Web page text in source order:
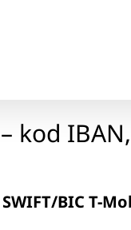
kod
SWIFT/BIC T-